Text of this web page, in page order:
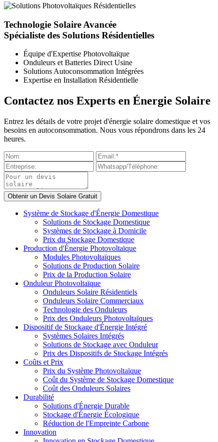
Technologie Solaire Avancée
Spécialiste des Solutions Résidentielles
Équipe d'Expertise Photovoltaïque
Onduleurs et Batteries Direct Usine
Solutions Autoconsommation Intégrées
Expertise en Installation Résidentielle
Contactez nos Experts en Énergie Solaire
Entrez les détails de votre projet d'énergie solaire domestique et vos
besoins en autoconsommation. Nous vous répondrons dans les 24
heures.
Système de Stockage d'Énergie Domestique
Solutions de Stockage Domestique
Systèmes de Stockage à Domicile
Prix du Stockage Domestique
Production d'Énergie Photovoltaïque
Modules Photovoltaïques
Solutions de Production Solaire
Prix de la Production Solaire
Onduleur Photovoltaïque
Onduleurs Solaire Résidentiels
Onduleurs Solaire Commerciaux
Technologie des Onduleurs
Prix des Onduleurs Photovoltaïques
Dispositif de Stockage d'Énergie Intégré
Systèmes Solaires Intégrés
Solutions de Stockage avec Onduleur
Prix des Dispositifs de Stockage Intégrés
Coûts et Prix
Prix du Système Photovoltaïque
Coût du Système de Stockage Domestique
Coût des Onduleurs Solaires
Durabilité
Solutions d'Énergie Durable
Stockage d'Énergie Écologique
Réduction de l'Empreinte Carbone
Innovation